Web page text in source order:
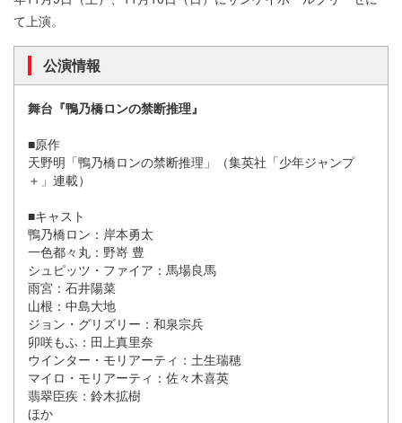
て上演。
公演情報
舞台『鴨乃橋ロンの禁断推理』
■原作
天野明「鴨乃橋ロンの禁断推理」（集英社「少年ジャンプ
＋」連載）
■キャスト
鴨乃橋ロン：岸本勇太
一色都々丸：野嵜 豊
シュピッツ・ファイア：馬場良馬
雨宮：石井陽菜
山根：中島大地
ジョン・グリズリー：和泉宗兵
卯咲もふ：田上真里奈
ウインター・モリアーティ：土生瑞穂
マイロ・モリアーティ：佐々木喜英
翡翠臣疾：鈴木拡樹
ほか